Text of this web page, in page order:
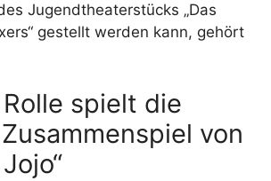
Jugendtheaterstücks „Das
gestellt werden kann, gehört
Rolle spielt die
von